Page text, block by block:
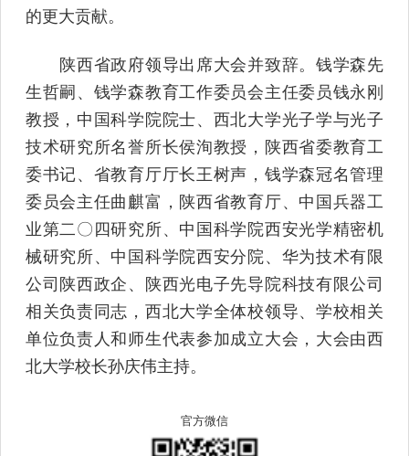
的更大贡献。
陕西省政府领导出席大会并致辞。钱学森先
生哲嗣、钱学森教育工作委员会主任委员钱永刚
教授，中国科学院院士、西北大学光子学与光子
技术研究所名誉所长侯洵教授，陕西省委教育工
委书记、省教育厅厅长王树声，钱学森冠名管理
委员会主任曲麒富，陕西省教育厅、中国兵器工
业第二〇四研究所、中国科学院西安光学精密机
械研究所、中国科学院西安分院、华为技术有限
公司陕西政企、陕西光电子先导院科技有限公司
相关负责同志，西北大学全体校领导、学校相关
单位负责人和师生代表参加成立大会，大会由西
北大学校长孙庆伟主持。
官方微信